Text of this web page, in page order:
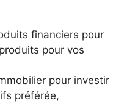
financiers pour
pour vos
pour investir
préférée,